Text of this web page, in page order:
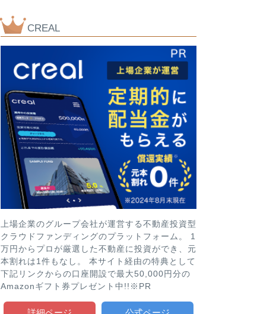
CREAL
上場企業のグループ会社が運営する不動産投資型
クラウドファンディングのプラットフォーム。 1
万円からプロが厳選した不動産に投資ができ、元
本割れは1件もなし。 本サイト経由の特典として
下記リンクからの口座開設で最大50,000円分の
Amazonギフト券プレゼント中!!※PR